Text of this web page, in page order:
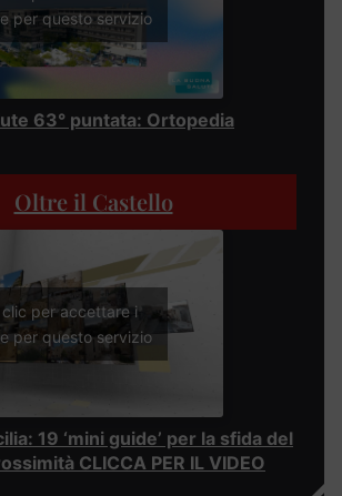
per questo servizio
63° puntata: Ortopedia
Oltre il Castello
clic per accettare i
per questo servizio
19 ‘mini guide’ per la sfida del
CLICCA PER IL VIDEO